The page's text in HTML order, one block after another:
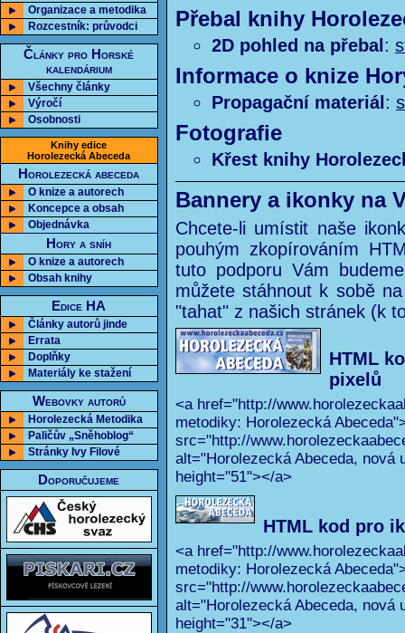
Organizace a metodika
Rozcestník: průvodci
Články pro Horské
kalendárium
Všechny články
Výročí
Osobnosti
Knihy edice
Horolezecká Abeceda
Horolezecká abeceda
O knize a autorech
Koncepce a obsah
Objednávka
Hory a sníh
O knize a autorech
Obsah knihy
Edice HA
Články autorů jinde
Errata
Doplňky
Materiály ke stažení
Webovky autorů
Horolezecká Metodika
Paličův „Sněhoblog“
Stránky Ivy Filové
Doporučujeme
Přebal knihy
2D pohled na přebal :
Informace o knize
Propagační materiál :
Fotografie
Křest knihy
Bannery a ikonky na
Chcete-li umístit naše
pouhým zkopírováním
tuto podporu Vám
můžete stáhnout k sobě
"tahat" z našich stránek (k
HTML
pixelů
<a href="http://
metodiky: Horolezecká
src="http://
alt="Horolezecká Abeceda, nová
height="51"></a>
HTML kod pro
<a href="http://
metodiky: Horolezecká
src="http://
alt="Horolezecká Abeceda, nová
height="31"></a>